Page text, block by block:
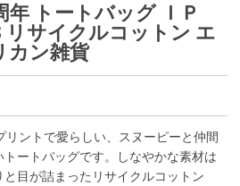
年 トートバッグ ＩＰ
リサイクルコットン エ
カン雑貨
ントで愛らしい、スヌーピーと仲間
ートバッグです。しなやかな素材は
目が詰まったリサイクルコットン